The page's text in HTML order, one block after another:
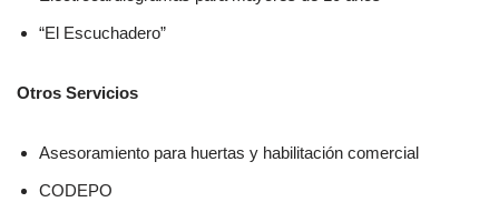
“El Escuchadero”
Otros Servicios
Asesoramiento para huertas y habilitación comercial
CODEPO